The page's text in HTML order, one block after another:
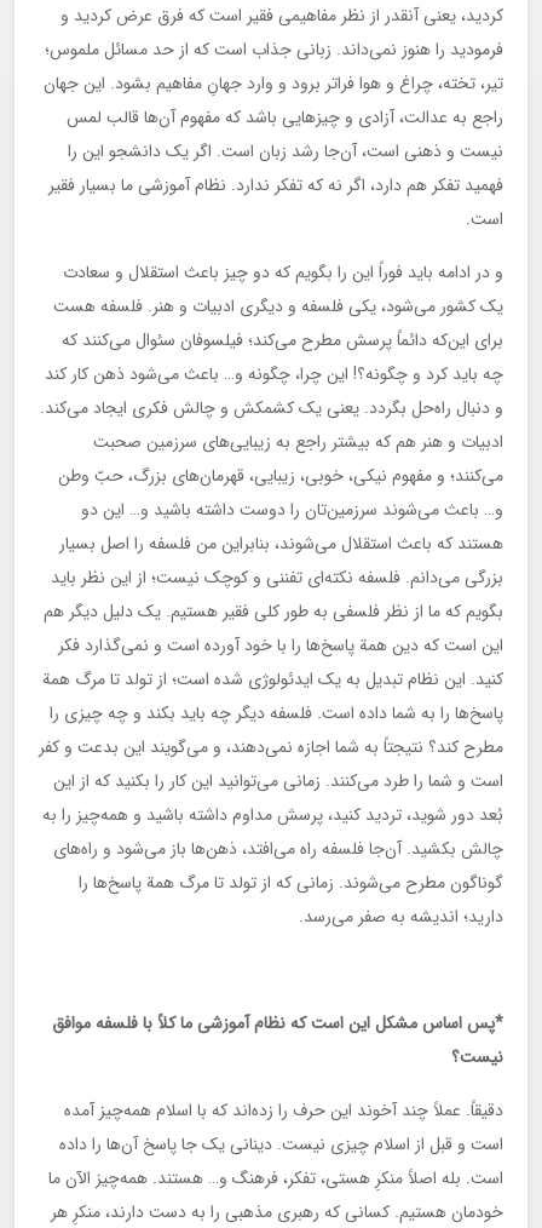
کردید، یعنی آنقدر از نظر مفاهیمی فقیر است که فرق عرض کردید و
فرمودید را هنوز نمی‌داند. زبانی جذاب است که از حد مسائل ملموس؛
تیر، تخته، چراغ و هوا فراتر برود و وارد جهانِ مفاهیم بشود. این جهان
راجع به عدالت، آزادی و چیزهایی باشد که مفهوم آن‌ها قالب لمس
نیست و ذهنی است، آن‌جا رشد زبان است. اگر یک دانشجو این را
فهمید تفکر هم دارد، اگر نه که تفکر ندارد. نظام آموزشی ما بسیار فقیر
است.
و در ادامه باید فوراً این را بگویم که دو چیز باعث استقلال و سعادت
یک کشور می‌شود، یکی فلسفه و دیگری ادبیات و هنر. فلسفه هست
برای این‌که دائماً پرسش مطرح می‌کند؛ فیلسوفان سئوال می‌کنند که
چه باید کرد و چگونه؟! این چرا، چگونه و… باعث می‌شود ذهن کار کند
و دنبال راه‌حل بگردد. یعنی یک کشمکش و چالش فکری ایجاد می‌کند.
ادبیات و هنر هم که بیشتر راجع به زیبایی‌های سرزمین صحبت
می‌کنند؛ و مفهوم نیکی، خوبی، زیبایی، قهرمان‌های بزرگ، حبّ وطن
و… باعث می‌شوند سرزمین‌تان را دوست داشته باشید و… این دو
هستند که باعث استقلال می‌شوند، بنابراین من فلسفه را اصل بسیار
بزرگی می‌دانم. فلسفه نکته‌ای تفننی و کوچک نیست؛ از این نظر باید
بگویم که ما از نظر فلسفی به طور کلی فقیر هستیم. یک دلیل دیگر هم
این است که دین همة پاسخ‌ها را با خود آورده است و نمی‌گذارد فکر
کنید. این نظام تبدیل به یک ایدئولوژی شده است؛ از تولد تا مرگ همة
پاسخ‌ها را به شما داده است. فلسفه دیگر چه باید بکند و چه چیزی را
مطرح کند؟ نتیجتاً به شما اجازه نمی‌دهند، و می‌گویند این بدعت و کفر
است و شما را طرد می‌کنند. زمانی می‌توانید این کار را بکنید که از این
بُعد دور شوید، تردید کنید، پرسش مداوم داشته باشید و همه‌چیز را به
چالش بکشید. آن‌جا فلسفه راه می‌افتد، ذهن‌ها باز می‌شود و راه‌های
گوناگون مطرح می‌شوند. زمانی که از تولد تا مرگ همة پاسخ‌ها را
دارید؛ اندیشه به صفر می‌رسد.
*پس اساس مشکل این است که نظام آموزشی ما کلاً با فلسفه موافق
نیست؟
دقیقاً. عملاً چند آخوند این حرف را زده‌اند که با اسلام همه‌چیز آمده
است و قبل از اسلام چیزی نیست. دینانی یک جا پاسخ آن‌ها را داده
است. بله اصلاً‌ منکرِ هستی، تفکر، فرهنگ و… هستند. همه‌چیز الآن ما
خودمان هستیم. کسانی که رهبری مذهبی را به دست دارند، منکرِ هر